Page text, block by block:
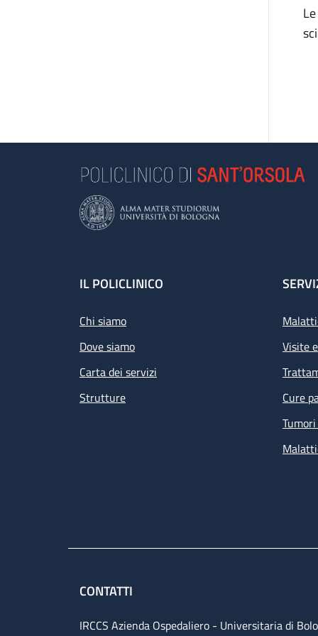
Footer
IL POLICLINICO
Chi siamo
Dove siamo
Carta dei servizi
Strutture
Visite
Cure
CONTATTI
IRCCS Azienda Ospedaliero - Universitaria di